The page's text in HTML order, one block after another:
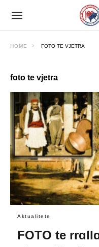
HOME FOTO TE VJETRA
foto te vjetra
Aktualitete
FOTO te